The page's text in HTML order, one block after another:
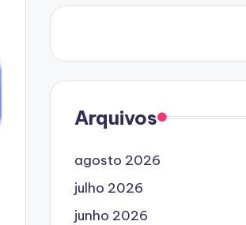
Arquivos
agosto 2026
julho 2026
junho 2026